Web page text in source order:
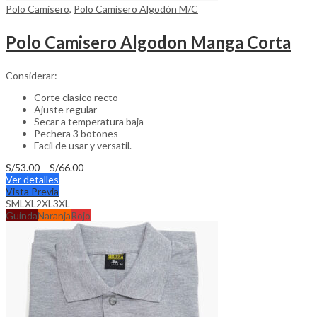
Polo Camisero, Polo Camisero Algodón M/C
Polo Camisero Algodon Manga Corta
Considerar:
Corte clasico recto
Ajuste regular
Secar a temperatura baja
Pechera 3 botones
Facil de usar y versatil.
S/53.00 – S/66.00Price
S/66.00
Ver detalles
has
multiple
variants.
The
options
may
be
chosen
on
the
Vista Previa
SML XL 2XL 3XL
GuindaNaranjaRojo